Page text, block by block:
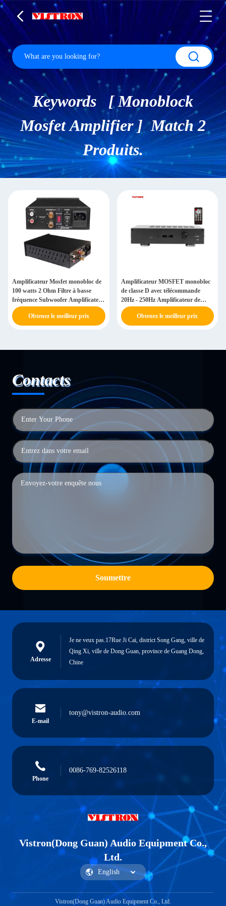
Keywords [ Monoblock
Mosfet Amplifier ] Match 2
Produits.
Amplificateur Mosfet monobloc de
100 watts 2 Ohm Filtre à basse
fréquence Subwoofer Amplificateur
de super basse
Obtenez le meilleur prix
Amplificateur MOSFET monobloc
de classe D avec télécommande
20Hz - 250Hz Amplificateur de
sous-woofer à domicile
Obtenez le meilleur prix
Contacts
Soumettre
Adresse
Je ne veux pas.17Rue Ji Cai, district Song Gang, ville de
Qing Xi, ville de Dong Guan, province de Guang Dong,
Chine
E-mail
tony@vistron-audio.com
Phone
0086-769-82526118
Vistron(Dong Guan) Audio Equipment Co.,
Ltd.
Vistron(Dong Guan) Audio Equipment Co., Ltd.